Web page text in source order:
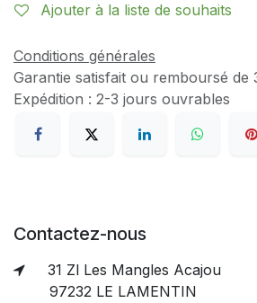
Ajouter à la liste de souhaits
Conditions générales
Garantie satisfait ou remboursé de
Expédition : 2-3 jours ouvrables
Contactez-nous
31 Zl Les Mangles Acajou
97232 LE LAMENTIN